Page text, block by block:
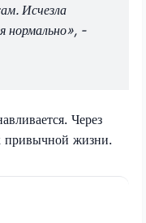
Исчезла
нормально», -
Через
привычной жизни.